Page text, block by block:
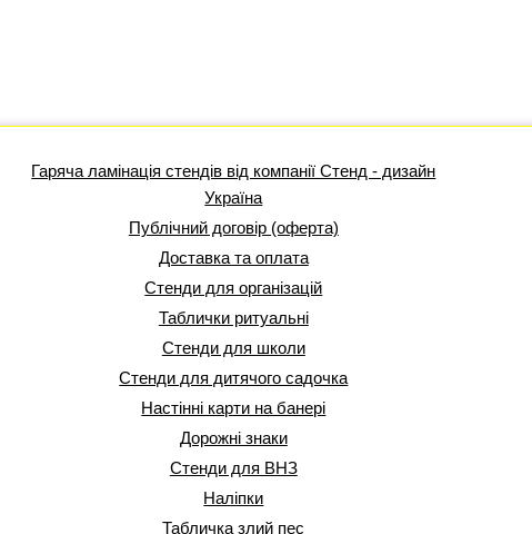
Гаряча ламінація стендів від компанії Стенд - дизайн
Україна
Публічний договір (оферта)
Доставка та оплата
Стенди для організацій
Таблички ритуальні
Стенди для школи
Стенди для дитячого садочка
Настінні карти на банері
Дорожні знаки
Стенди для ВНЗ
Наліпки
Табличка злий пес